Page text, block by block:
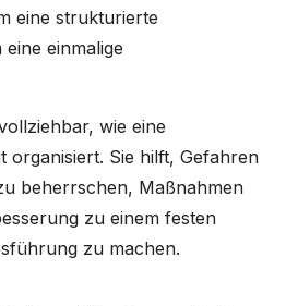
eine strukturierte
einmalige
wie eine
organisiert. Sie hilft, Gefahren
beherrschen, Maßnahmen
zu einem festen
zu machen.